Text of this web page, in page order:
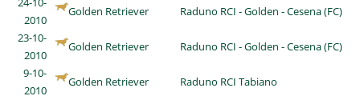
2010
Golden Retriever
Raduno RCI - Golden - Cesena (FC)
23-10-
2010
Golden Retriever
Raduno RCI - Golden - Cesena (FC)
9-10-
2010
Golden Retriever
Raduno RCI Tabiano